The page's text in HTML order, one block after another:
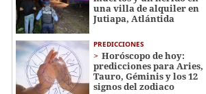
una villa de alquiler en
Jutiapa, Atlántida
PREDICCIONES
Horóscopo de hoy:
predicciones para Aries,
Tauro, Géminis y los 12
signos del zodiaco